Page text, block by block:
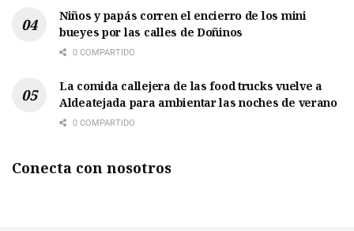
Niños y papás corren el encierro de los mini
bueyes por las calles de Doñinos
0 COMPARTIDO
La comida callejera de las food trucks vuelve a
Aldeatejada para ambientar las noches de verano
0 COMPARTIDO
Conecta con nosotros